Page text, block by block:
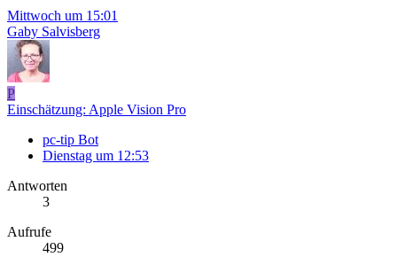
Mittwoch um 15:01
Gaby Salvisberg
P
Einschätzung: Apple Vision Pro
pc-tip Bot
Dienstag um 12:53
Antworten
3
Aufrufe
499